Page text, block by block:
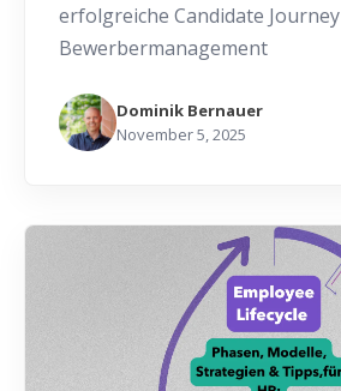
erfolgreiche Candidate
Bewerbermanagement
Dominik Bernauer
November 5, 2025